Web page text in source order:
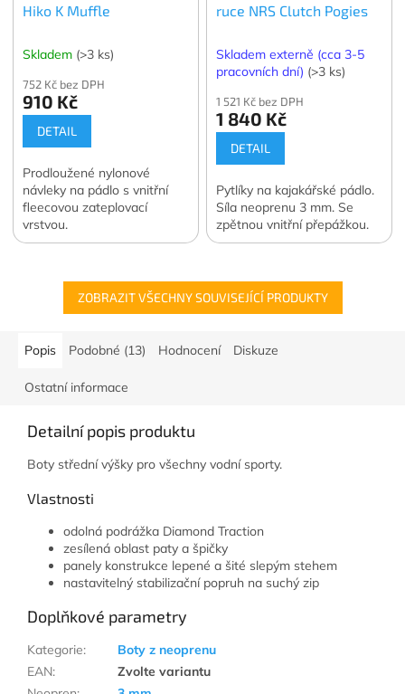
Hiko K Muffle
Skladem (>3 ks)
752 Kč bez DPH
910 Kč
DETAIL
Prodloužené nylonové
návleky na pádlo s vnitřní
fleecovou zateplovací
vrstvou.
ruce NRS Clutch Pogies
Skladem externě (cca 3-5
pracovních dní) (>3 ks)
1 521 Kč bez DPH
1 840 Kč
DETAIL
Pytlíky na kajakářské pádlo.
Síla neoprenu 3 mm. Se
zpětnou vnitřní přepážkou.
ZOBRAZIT VŠECHNY SOUVISEJÍCÍ PRODUKTY
Popis Podobné (13) Hodnocení Diskuze
Ostatní informace
Detailní popis produktu
Boty střední výšky pro všechny vodní sporty.
Vlastnosti
odolná podrážka Diamond Traction
zesílená oblast paty a špičky
panely konstrukce lepené a šité slepým stehem
nastavitelný stabilizační popruh na suchý zip
Doplňkové parametry
Kategorie:
Boty z neoprenu
EAN:
Zvolte variantu